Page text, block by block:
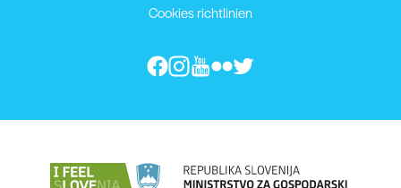
Cookies richtlinien